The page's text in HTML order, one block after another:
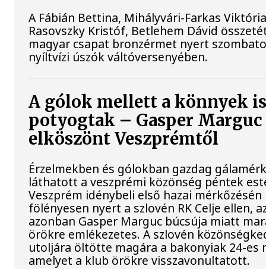
A Fábián Bettina, Mihályvári-Farkas
Rasovszky Kristóf, Betlehem Dávid
magyar csapat bronzérmet nyert
nyíltvízi úszók váltóversenyében.
A gólok mellett a könnyek
potyogtak – Gasper Marguc
elköszönt Veszprémtől
Érzelmekben és gólokban gazdag
láthatott a veszprémi közönség péntek
Veszprém idénybeli első hazai mérkőzésén
fölényesen nyert a szlovén RK Celje ellen,
azonban Gasper Marguc búcsúja miatt
örökre emlékezetes. A szlovén
utoljára öltötte magára a bakonyiak 24-es
amelyet a klub örökre visszavonultatott.